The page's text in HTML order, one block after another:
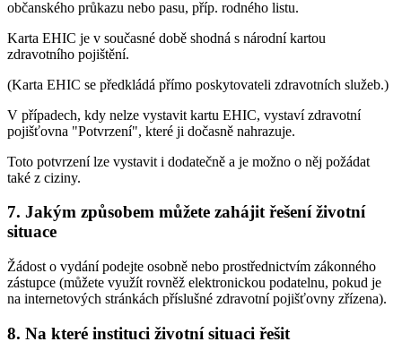
občanského průkazu nebo pasu, příp. rodného listu.
Karta EHIC je v současné době shodná s národní kartou
zdravotního pojištění.
(Karta EHIC se předkládá přímo poskytovateli zdravotních služeb.)
V případech, kdy nelze vystavit kartu EHIC, vystaví zdravotní
pojišťovna "Potvrzení", které ji dočasně nahrazuje.
Toto potvrzení lze vystavit i dodatečně a je možno o něj požádat
také z ciziny.
7. Jakým způsobem můžete zahájit řešení životní
situace
Žádost o vydání podejte osobně nebo prostřednictvím zákonného
zástupce (můžete využít rovněž elektronickou podatelnu, pokud je
na internetových stránkách příslušné zdravotní pojišťovny zřízena).
8. Na které instituci životní situaci řešit